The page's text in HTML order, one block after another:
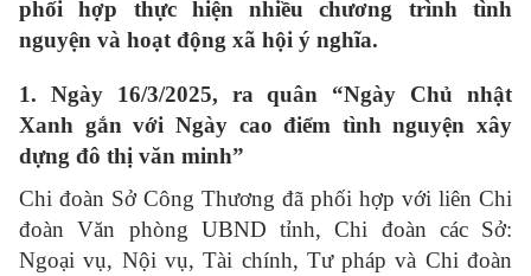
phối hợp thực hiện nhiều chương trình tình
nguyện và hoạt động xã hội ý nghĩa.
1. Ngày 16/3/2025, ra quân “Ngày Chủ nhật
Xanh gắn với Ngày cao điểm tình nguyện xây
dựng đô thị văn minh”
Chi đoàn Sở Công Thương đã phối hợp với liên Chi
đoàn Văn phòng UBND tỉnh, Chi đoàn các Sở:
Ngoại vụ, Nội vụ, Tài chính, Tư pháp và Chi đoàn